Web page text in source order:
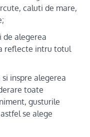
caluti de mare,
de alegerea
reflecte intru totul
si inspre alegerea
toate
gusturile
se alege